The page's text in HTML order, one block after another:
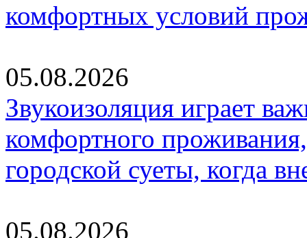
комфортных условий
05.08.2026
Звукоизоляция играет
комфортного
городской суеты, когда
05.08.2026